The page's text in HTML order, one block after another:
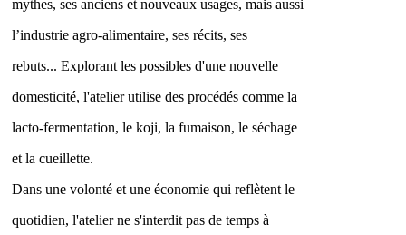
mythes, ses anciens et nouveaux usages, mais aussi
l’industrie agro-alimentaire, ses récits, ses
rebuts... Explorant les possibles d'une nouvelle
domesticité, l'atelier utilise des procédés comme la
lacto-fermentation, le koji, la fumaison, le séchage
et la cueillette.
Dans une volonté et une économie qui reflètent le
quotidien, l'atelier ne s'interdit pas de temps à